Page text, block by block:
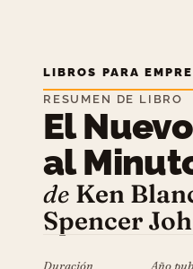
LIBROS PARA
RESUMEN DE LIBRO
El
al
de Ken
Spencer
Duración Año